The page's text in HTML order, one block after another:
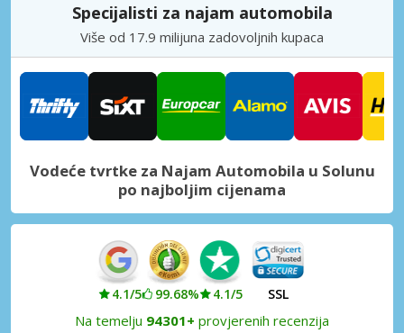
Specijalisti za najam automobila
Više od 17.9 milijuna zadovoljnih kupaca
Vodeće tvrtke za Najam Automobila u Solunu
po najboljim cijenama
4.1/5 99.68% 4.1/5 SSL
Na temelju 94301+ provjerenih recenzija